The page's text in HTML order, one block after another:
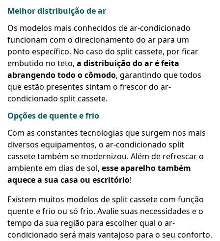
Melhor distribuição de ar
Os modelos mais conhecidos de ar-condicionado
funcionam com o direcionamento do ar para um
ponto específico. No caso do split cassete, por ficar
embutido no teto, a distribuição do ar é feita
abrangendo todo o cômodo, garantindo que todos
que estão presentes sintam o frescor do ar-
condicionado split cassete.
Opções de quente e frio
Com as constantes tecnologias que surgem nos mais
diversos equipamentos, o ar-condicionado split
cassete também se modernizou. Além de refrescar o
ambiente em dias de sol, esse aparelho também
aquece a sua casa ou escritório!
Existem muitos modelos de split cassete com função
quente e frio ou só frio. Avalie suas necessidades e o
tempo da sua região para escolher qual o ar-
condicionado será mais vantajoso para o seu conforto.